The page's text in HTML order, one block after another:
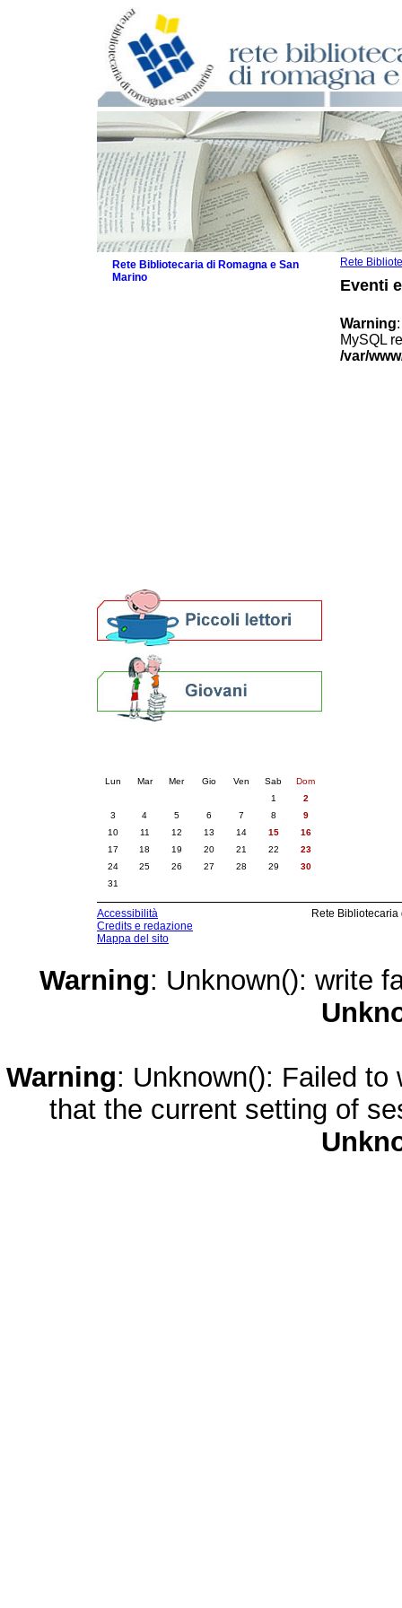
Rete
Eventi
Warning
MySQL
/var/
Rete Bibliotecaria di Romagna e San
Marino
Lun Mar Mer Gio Ven Sab
Dom
1
2
3
4 5 6 7 8
9
10
11 12 13 14 15
16
17
18 19 20 21 22
23
24
25 26 27 28 29
30
31
Accessibilità
Credits e redazione
Mappa del sito
Rete
Warning: Unknown(): write
Warning: Unknown(): Failed
that the current setting of